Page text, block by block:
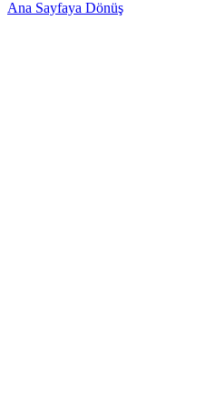
Ana Sayfaya Dönüş